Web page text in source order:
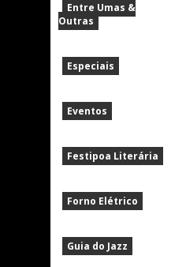
Entre Umas &
Outras
Especiais
Eventos
Festipoa Literária
Forno Elétrico
Guia do Jazz